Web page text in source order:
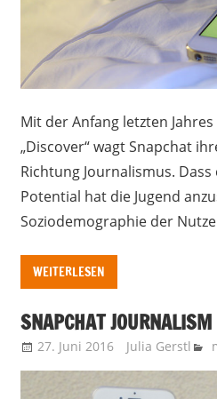
Mit der Anfang letzten
„Discover“ wagt Snapchat
Richtung Journalismus.
Potential hat die Jugend
Soziodemographie der
WEITERLESEN
SNAPCHAT JOURNALISM
27. Juni 2016 Julia Gerstl